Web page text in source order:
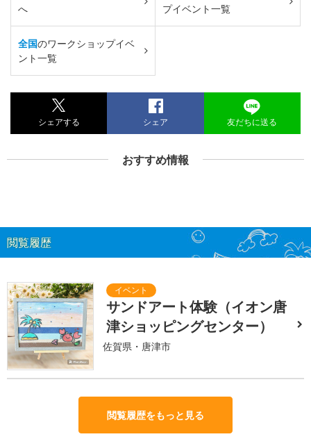
へ
プイベント一覧
全国のワークショップイベ
ント一覧
シェアする シェア 友だちに送る
おすすめ情報
閲覧履歴
サンドアート体験（イオン唐
津ショッピングセンター）
佐賀県・唐津市
閲覧履歴をもっと見る